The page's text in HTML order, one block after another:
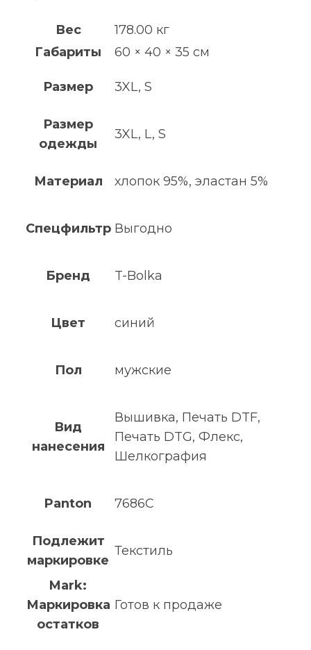
Вес
178.00 кг
Габариты
60 × 40 × 35 см
Размер 3XL, S
Размер
одежды
3XL, L, S
Материал хлопок 95%, эластан 5%
Спецфильтр Выгодно
Бренд T-Bolka
Цвет синий
Пол мужские
Вид
нанесения
Вышивка, Печать DTF,
Печать DTG, Флекс,
Шелкография
Panton 7686C
Подлежит
маркировке
Текстиль
Mark:
Маркировка
остатков
Готов к продаже